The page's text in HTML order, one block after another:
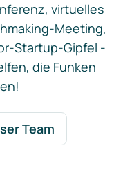
virtuelles
Meeting,
Startup-Gipfel -
die Funken
Team